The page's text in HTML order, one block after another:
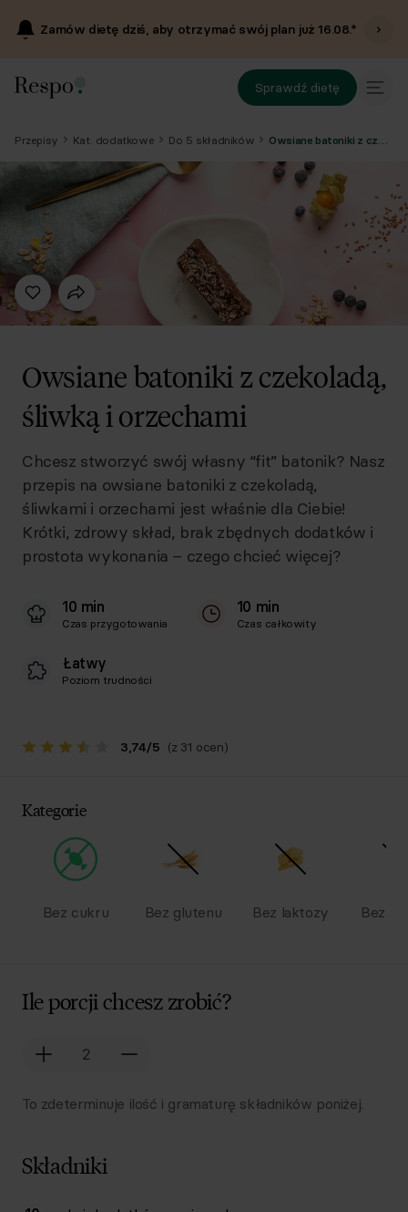
Zamów dietę dziś, aby otrzymać swój plan już16.08.*
Sprawdź dietę
Przepisy Kat. dodatkowe Do 5 składników
Owsiane batoniki z czekoladą,
śliwką i orzechami
Chcesz stworzyć swój własny “fit” batonik? Nasz
przepis na owsiane batoniki z czekoladą,
śliwkami i orzechami jest właśnie dla Ciebie!
Krótki, zdrowy skład, brak zbędnych dodatków i
prostota wykonania – czego chcieć więcej?
10 min
Czas przygotowania
10 min
Czas całkowity
Łatwy
Poziom trudności
3,74/5 (z 31 ocen)
Kategorie
Bez cukru Bez glutenu Bez laktozy Bez
Ile porcji chcesz zrobić?
To zdeterminuje ilość i gramaturę składników poniżej.
Składniki